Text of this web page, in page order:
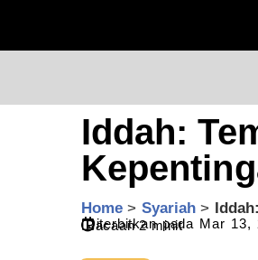
Iddah:
Home > Syariah >
Diterbitkan pada Mar 13,
Bacaan2 minit